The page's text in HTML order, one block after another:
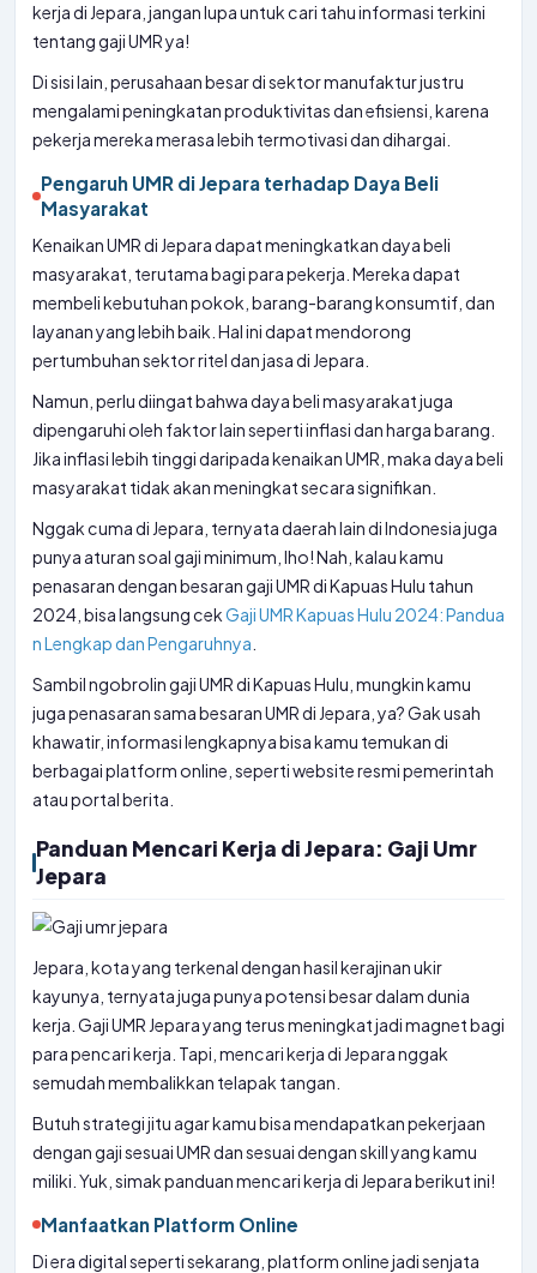
kerja di Jepara, jangan lupa untuk cari tahu informasi terkini
tentang gaji UMR ya!
Di sisi lain, perusahaan besar di sektor manufaktur justru
mengalami peningkatan produktivitas dan efisiensi, karena
pekerja mereka merasa lebih termotivasi dan dihargai.
Pengaruh UMR di Jepara terhadap Daya Beli
Masyarakat
Kenaikan UMR di Jepara dapat meningkatkan daya beli
masyarakat, terutama bagi para pekerja. Mereka dapat
membeli kebutuhan pokok, barang-barang konsumtif, dan
layanan yang lebih baik. Hal ini dapat mendorong
pertumbuhan sektor ritel dan jasa di Jepara.
Namun, perlu diingat bahwa daya beli masyarakat juga
dipengaruhi oleh faktor lain seperti inflasi dan harga barang.
Jika inflasi lebih tinggi daripada kenaikan UMR, maka daya beli
masyarakat tidak akan meningkat secara signifikan.
Nggak cuma di Jepara, ternyata daerah lain di Indonesia juga
punya aturan soal gaji minimum, lho! Nah, kalau kamu
penasaran dengan besaran gaji UMR di Kapuas Hulu tahun
2024, bisa langsung cekGaji UMR Kapuas Hulu 2024: Pandua
n Lengkap dan Pengaruhnya
Sambil ngobrolin gaji UMR di Kapuas Hulu, mungkin kamu
juga penasaran sama besaran UMR di Jepara, ya? Gak usah
khawatir, informasi lengkapnya bisa kamu temukan di
berbagai platform online, seperti website resmi pemerintah
atau portal berita.
Panduan Mencari Kerja di Jepara: Gaji Umr
Jepara
Jepara, kota yang terkenal dengan hasil kerajinan ukir
kayunya, ternyata juga punya potensi besar dalam dunia
kerja. Gaji UMR Jepara yang terus meningkat jadi magnet bagi
para pencari kerja. Tapi, mencari kerja di Jepara nggak
semudah membalikkan telapak tangan.
Butuh strategi jitu agar kamu bisa mendapatkan pekerjaan
dengan gaji sesuai UMR dan sesuai dengan skill yang kamu
miliki. Yuk, simak panduan mencari kerja di Jepara berikut ini!
Manfaatkan Platform Online
Di era digital seperti sekarang, platform online jadi senjata